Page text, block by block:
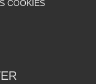
COOKIES